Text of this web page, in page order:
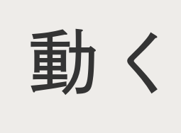
動く